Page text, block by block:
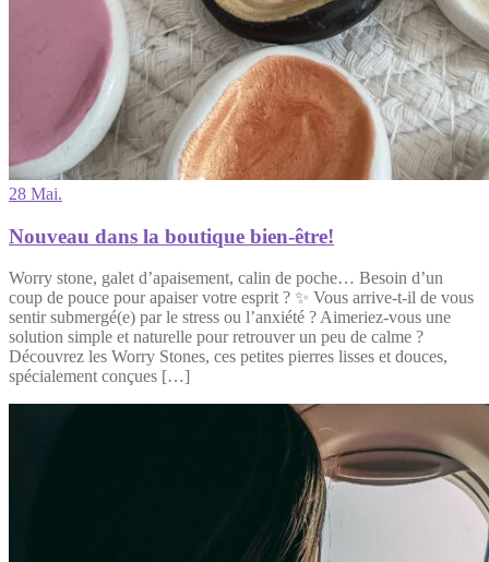
28 Mai.
Nouveau dans la boutique bien-être!
Worry stone, galet d’apaisement, calin de poche… Besoin d’un
coup de pouce pour apaiser votre esprit ? ✨ Vous arrive-t-il de vous
sentir submergé(e) par le stress ou l’anxiété ? Aimeriez-vous une
solution simple et naturelle pour retrouver un peu de calme ?
Découvrez les Worry Stones, ces petites pierres lisses et douces,
spécialement conçues […]